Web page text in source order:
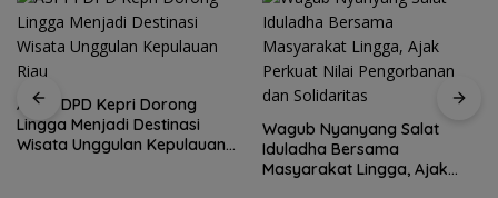
ASPPI DPD Kepri Dorong
Lingga Menjadi Destinasi
Wisata Unggulan Kepulauan
Wagub Nyanyang Salat
Iduladha Bersama
Masyarakat Lingga, Ajak